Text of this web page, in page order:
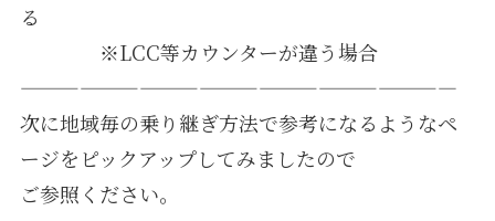
る
※LCC等カウンターが違う場合
——————————————————————
次に地域毎の乗り継ぎ方法で参考になるようなペ
ージをピックアップしてみましたので
ご参照ください。